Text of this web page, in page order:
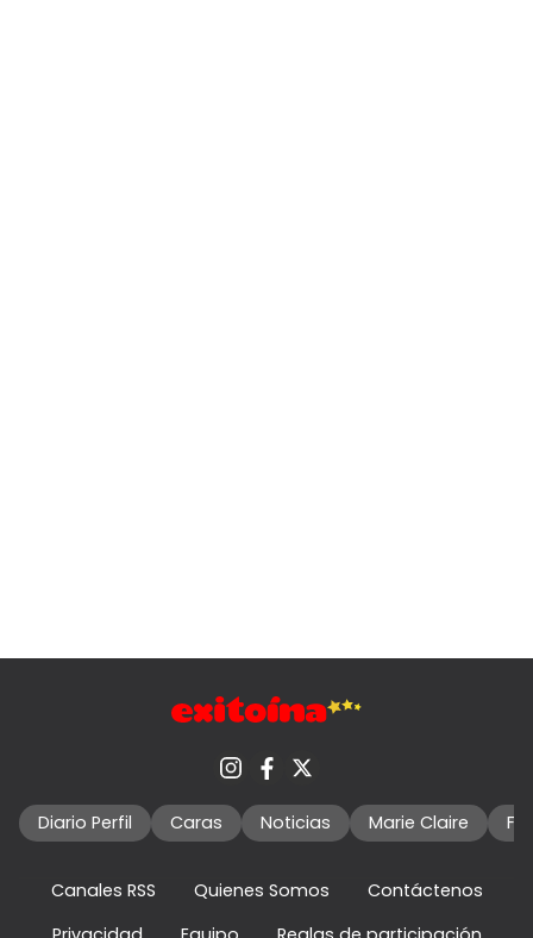
Diario Perfil Caras Noticias Marie Claire
Canales RSS Quienes Somos
Contáctenos